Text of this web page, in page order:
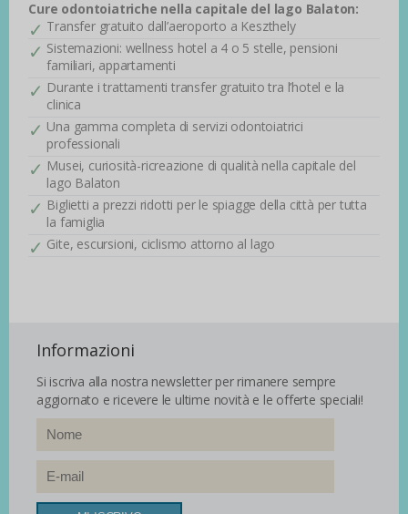
Cure odontoiatriche nella capitale del lago Balaton:
Transfer gratuito dall’aeroporto a Keszthely
Sistemazioni: wellness hotel a 4 o 5 stelle, pensioni
familiari, appartamenti
Durante i trattamenti transfer gratuito tra l’hotel e la
clinica
Una gamma completa di servizi odontoiatrici
professionali
Musei, curiosità-ricreazione di qualità nella capitale del
lago Balaton
Biglietti a prezzi ridotti per le spiagge della città per tutta
la famiglia
Gite, escursioni, ciclismo attorno al lago
Informazioni
Si iscriva alla nostra newsletter per rimanere sempre
aggiornato e ricevere le ultime novità e le offerte speciali!